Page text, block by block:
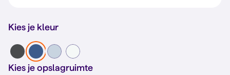
Kies je kleur
Kies je opslagruimte